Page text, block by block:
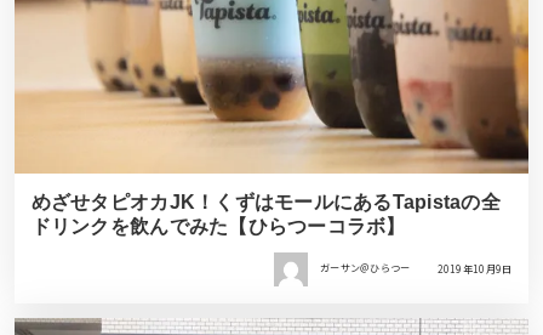
めざせタピオカJK！くずはモールにあるTapistaの全
ドリンクを飲んでみた【ひらつーコラボ】
ガーサン＠ひらつー 2019年10月9日